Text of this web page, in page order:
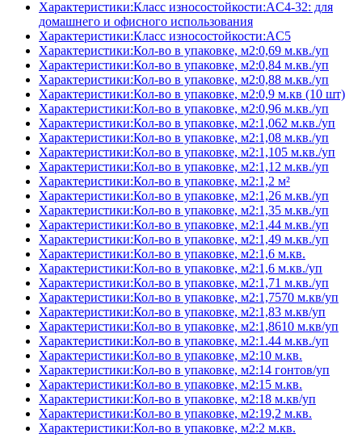
Характеристики:Класс износостойкости:AC4-32: для
домашнего и офисного использования
Характеристики:Класс износостойкости:AC5
Характеристики:Кол-во в упаковке, м2:0,69 м.кв./уп
Характеристики:Кол-во в упаковке, м2:0,84 м.кв./уп
Характеристики:Кол-во в упаковке, м2:0,88 м.кв./уп
Характеристики:Кол-во в упаковке, м2:0,9 м.кв (10 шт)
Характеристики:Кол-во в упаковке, м2:0,96 м.кв./уп
Характеристики:Кол-во в упаковке, м2:1,062 м.кв./уп
Характеристики:Кол-во в упаковке, м2:1,08 м.кв./уп
Характеристики:Кол-во в упаковке, м2:1,105 м.кв./уп
Характеристики:Кол-во в упаковке, м2:1,12 м.кв./уп
Характеристики:Кол-во в упаковке, м2:1,2 м²
Характеристики:Кол-во в упаковке, м2:1,26 м.кв./уп
Характеристики:Кол-во в упаковке, м2:1,35 м.кв./уп
Характеристики:Кол-во в упаковке, м2:1,44 м.кв./уп
Характеристики:Кол-во в упаковке, м2:1,49 м.кв./уп
Характеристики:Кол-во в упаковке, м2:1,6 м.кв.
Характеристики:Кол-во в упаковке, м2:1,6 м.кв./уп
Характеристики:Кол-во в упаковке, м2:1,71 м.кв./уп
Характеристики:Кол-во в упаковке, м2:1,7570 м.кв/уп
Характеристики:Кол-во в упаковке, м2:1,83 м.кв/уп
Характеристики:Кол-во в упаковке, м2:1,8610 м.кв/уп
Характеристики:Кол-во в упаковке, м2:1.44 м.кв./уп
Характеристики:Кол-во в упаковке, м2:10 м.кв.
Характеристики:Кол-во в упаковке, м2:14 гонтов/уп
Характеристики:Кол-во в упаковке, м2:15 м.кв.
Характеристики:Кол-во в упаковке, м2:18 м.кв/уп
Характеристики:Кол-во в упаковке, м2:19,2 м.кв.
Характеристики:Кол-во в упаковке, м2:2 м.кв.